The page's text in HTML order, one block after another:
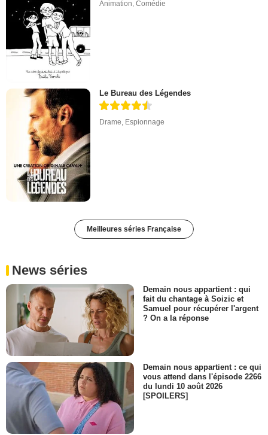
Animation,Comédie
Le Bureau des Légendes
Drame, Espionnage
Meilleures séries Française
News séries
Demain nous appartient : qui
fait du chantage à Soizic et
Samuel pour récupérer l'argent
? On a la réponse
Demain nous appartient : ce qui
vous attend dans l'épisode 2266
du lundi 10 août 2026
[SPOILERS]